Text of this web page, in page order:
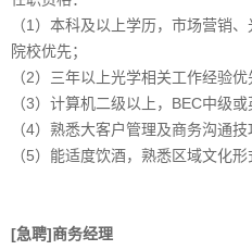
（1）本科及以上学历，市场营销
院校优先；
（2）三年以上光学相关工作经验优
（3）计算机二级以上，BEC中级或
（4）熟悉大客户管理及商务沟通
（5）能适度饮酒，熟悉区域文化形
[急聘]商务经理